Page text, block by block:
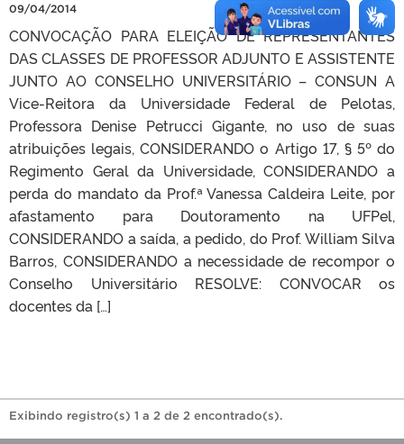
09/04/2014
CONVOCAÇÃO PARA ELEIÇÃO DE REPRESENTANTES
DAS CLASSES DE PROFESSOR ADJUNTO E ASSISTENTE
JUNTO AO CONSELHO UNIVERSITÁRIO – CONSUN A
Vice-Reitora da Universidade Federal de Pelotas,
Professora Denise Petrucci Gigante, no uso de suas
atribuições legais, CONSIDERANDO o Artigo 17, § 5º do
Regimento Geral da Universidade, CONSIDERANDO a
perda do mandato da Prof.ª Vanessa Caldeira Leite, por
afastamento para Doutoramento na UFPel,
CONSIDERANDO a saída, a pedido, do Prof. William Silva
Barros, CONSIDERANDO a necessidade de recompor o
Conselho Universitário RESOLVE: CONVOCAR os
docentes da […]
Exibindo registro(s) 1 a 2 de 2 encontrado(s).